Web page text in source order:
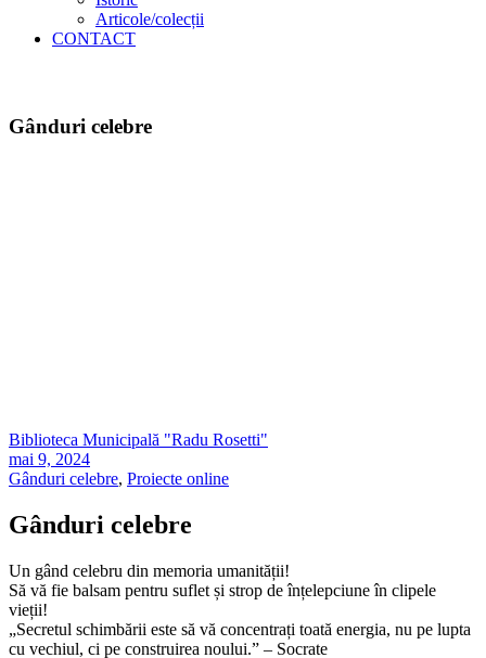
Articole/colecții
CONTACT
Gânduri celebre
Biblioteca Municipală "Radu Rosetti"
mai 9, 2024
Gânduri celebre, Proiecte online
Gânduri celebre
Un gând celebru din memoria umanității!
Să vă fie balsam pentru suflet și strop de înțelepciune în clipele
vieții!
„Secretul schimbării este să vă concentrați toată energia, nu pe lupta
cu vechiul, ci pe construirea noului.” – Socrate